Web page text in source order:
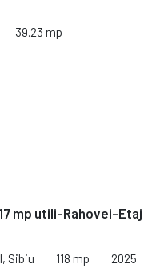
39.23 mp
mp utili-Rahovei-Etaj
Sibiu 118 mp 2025